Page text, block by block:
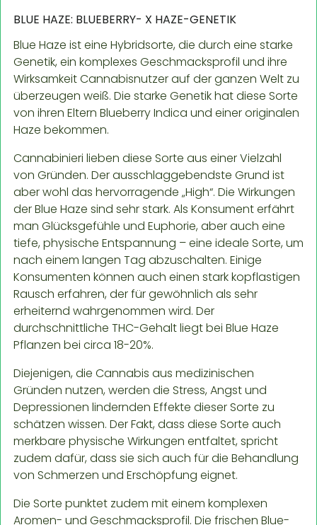
BLUE HAZE: BLUEBERRY- X HAZE-GENETIK
Blue Haze ist eine Hybridsorte, die durch eine starke
Genetik, ein komplexes Geschmacksprofil und ihre
Wirksamkeit Cannabisnutzer auf der ganzen Welt zu
überzeugen weiß. Die starke Genetik hat diese Sorte
von ihren Eltern Blueberry Indica und einer originalen
Haze bekommen.
Cannabinieri lieben diese Sorte aus einer Vielzahl
von Gründen. Der ausschlaggebendste Grund ist
aber wohl das hervorragende „High“. Die Wirkungen
der Blue Haze sind sehr stark. Als Konsument erfährt
man Glücksgefühle und Euphorie, aber auch eine
tiefe, physische Entspannung – eine ideale Sorte, um
nach einem langen Tag abzuschalten. Einige
Konsumenten können auch einen stark kopflastigen
Rausch erfahren, der für gewöhnlich als sehr
erheiternd wahrgenommen wird. Der
durchschnittliche THC-Gehalt liegt bei Blue Haze
Pflanzen bei circa 18-20%.
Diejenigen, die Cannabis aus medizinischen
Gründen nutzen, werden die Stress, Angst und
Depressionen lindernden Effekte dieser Sorte zu
schätzen wissen. Der Fakt, dass diese Sorte auch
merkbare physische Wirkungen entfaltet, spricht
zudem dafür, dass sie sich auch für die Behandlung
von Schmerzen und Erschöpfung eignet.
Die Sorte punktet zudem mit einem komplexen
Aromen- und Geschmacksprofil. Die frischen Blue-